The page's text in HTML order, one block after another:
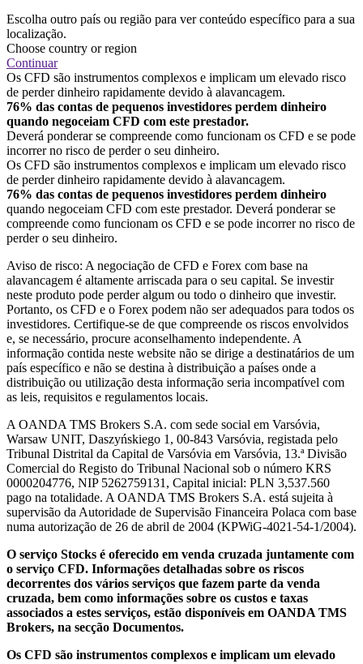
Escolha outro país ou região para ver conteúdo específico para a sua
localização.
Choose country or region
Continuar
Os CFD são instrumentos complexos e implicam um elevado risco
de perder dinheiro rapidamente devido à alavancagem.
76% das contas de pequenos investidores perdem dinheiro
quando negoceiam CFD com este prestador.
Deverá ponderar se compreende como funcionam os CFD e se pode
incorrer no risco de perder o seu dinheiro.
Os CFD são instrumentos complexos e implicam um elevado risco
de perder dinheiro rapidamente devido à alavancagem.
76% das contas de pequenos investidores perdem dinheiro
quando negoceiam CFD com este prestador. Deverá ponderar se
compreende como funcionam os CFD e se pode incorrer no risco de
perder o seu dinheiro.
Aviso de risco: A negociação de CFD e Forex com base na
alavancagem é altamente arriscada para o seu capital. Se investir
neste produto pode perder algum ou todo o dinheiro que investir.
Portanto, os CFD e o Forex podem não ser adequados para todos os
investidores. Certifique-se de que compreende os riscos envolvidos
e, se necessário, procure aconselhamento independente. A
informação contida neste website não se dirige a destinatários de um
país específico e não se destina à distribuição a países onde a
distribuição ou utilização desta informação seria incompatível com
as leis, requisitos e regulamentos locais.
A OANDA TMS Brokers S.A. com sede social em Varsóvia,
Warsaw UNIT, Daszyńskiego 1, 00-843 Varsóvia, registada pelo
Tribunal Distrital da Capital de Varsóvia em Varsóvia, 13.ª Divisão
Comercial do Registo do Tribunal Nacional sob o número KRS
0000204776, NIP 5262759131, Capital inicial: PLN 3,537.560
pago na totalidade. A OANDA TMS Brokers S.A. está sujeita à
supervisão da Autoridade de Supervisão Financeira Polaca com base
numa autorização de 26 de abril de 2004 (KPWiG-4021-54-1/2004).
O serviço Stocks é oferecido em venda cruzada juntamente com
o serviço CFD. Informações detalhadas sobre os riscos
decorrentes dos vários serviços que fazem parte da venda
cruzada, bem como informações sobre os custos e taxas
associados a estes serviços, estão disponíveis em OANDA TMS
Brokers, na secção Documentos.
Os CFD são instrumentos complexos e implicam um elevado